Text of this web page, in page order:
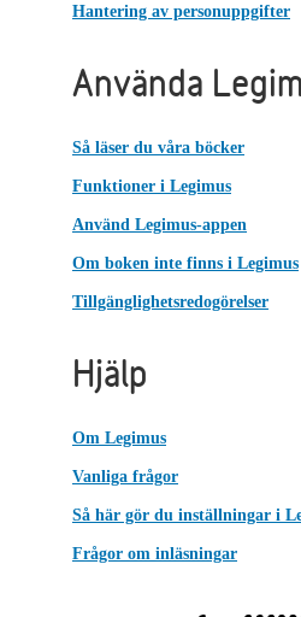
Hantering av personuppgifter
Använda
Så läser du våra böcker
Funktioner i Legimus
Använd Legimus-appen
Om boken inte finns i Legimus
Tillgänglighetsredogörelser
Hjälp
Om Legimus
Vanliga frågor
Så här gör du inställningar i
Frågor om inläsningar